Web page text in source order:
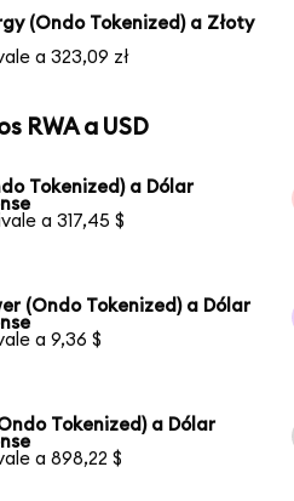
(Ondo Tokenized) a Złoty
a 323,09 zł
RWA a USD
Tokenized) a Dólar
a 317,45 $
(Ondo Tokenized) a Dólar
a 9,36 $
Tokenized) a Dólar
a 898,22 $